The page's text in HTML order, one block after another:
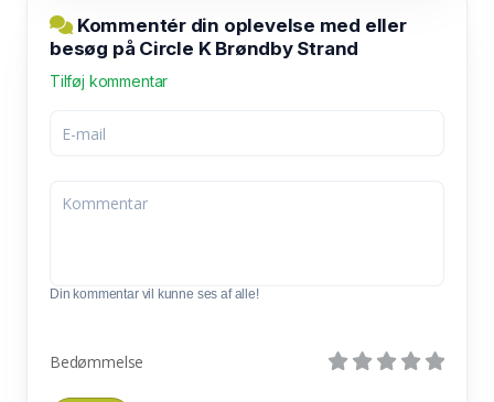
Kommentér din oplevelse med eller
besøg på Circle K Brøndby Strand
Tilføj kommentar
Din kommentar vil kunne ses af alle!
Bedømmelse